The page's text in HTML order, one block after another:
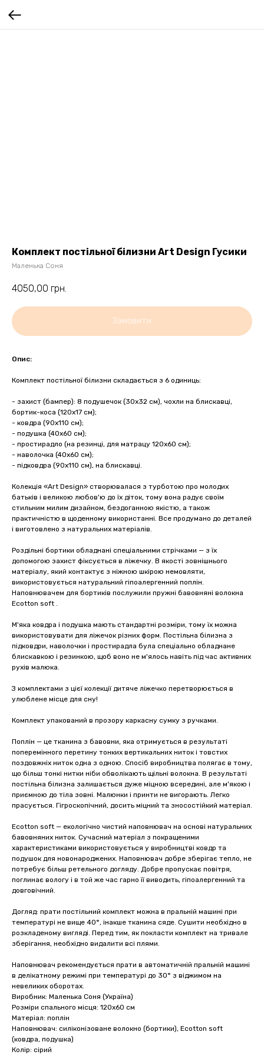
Комплект постільної білизни Art Design Гусики
Маленька Соня
4050,00 грн.
Замовити
Опис:
Комплект постільної білизни складається з 6 одиниць:
- захист (бампер): 8 подушечок (30х32 см), чохли на блискавці,
бортик-коса (120х17 см);
- ковдра (90х110 см);
- подушка (40х60 см);
- простирадло (на резинці, для матрацу 120х60 см);
- наволочка (40х60 см);
- підковдра (90х110 см), на блискавці.
Колекція «Art Design» створювалася з турботою про молодих
батьків і великою любов'ю до їх діток, тому вона радує своїм
стильним милим дизайном, бездоганною якістю, а також
практичністю в щоденному використанні. Все продумано до деталей
і виготовлено з натуральних матеріалів.
Роздільні бортики обладнані спеціальними стрічками — з їх
допомогою захист фіксується в ліжечку. В якості зовнішнього
матеріалу, який контактує з ніжною шкірою немовляти,
використовується натуральний гіпоалергенний поплін.
Наповнювачем для бортиків послужили пружні бавовняні волокна
Ecotton soft .
М'яка ковдра і подушка мають стандартні розміри, тому їх можна
використовувати для ліжечок різних форм. Постільна білизна з
підковдри, наволочки і простирадла була спеціально обладнане
блискавкою і резинкою, щоб воно не м'ялось навіть під час активних
рухів малюка.
З комплектами з цієї колекції дитяче ліжечко перетворюється в
улюблене місце для сну!
Комплект упакований в прозору каркасну сумку з ручками.
Поплін — це тканина з бавовни, яка отримується в результаті
поперемінного перетину тонких вертикальних ниток і товстих
поздовжніх ниток одна з одною. Спосіб виробництва полягає в тому,
що більш тонкі нитки ніби обволікають щільні волокна. В результаті
постільна білизна залишається дуже міцною всередині, але м'якою і
приємною до тіла зовні. Малюнки і принти не вигорають. Легко
прасується. Гігроскопічний, досить міцний та зносостійкий матеріал.
Ecotton soft — екологічно чистий наповнювач на основі натуральних
бавовняних ниток. Сучасний матеріал з покращеними
характеристиками використовується у виробництві ковдр та
подушок для новонароджених. Наповнювач добре зберігає тепло, не
потребує більш ретельного догляду. Добре пропускає повітря,
поглинає вологу і в той же час гарно її виводить, гіпоалергенний та
довговічний.
Догляд: прати постільний комплект можна в пральній машині при
температурі не вище 40°, інакше тканина сяде. Сушити необхідно в
розкладеному вигляді. Перед тим, як покласти комплект на тривале
зберігання, необхідно видалити всі плями.
Наповнювач рекомендується прати в автоматичній пральній машині
в делікатному режимі при температурі до 30° з віджимом на
невеликих оборотах.
Виробник: Маленька Соня (Україна)
Розміри спального місця: 120х60 см
Матеріал: поплін
Наповнювач: силіконізоване волокно (бортики), Ecotton soft
(ковдра, подушка)
Колір: сірий